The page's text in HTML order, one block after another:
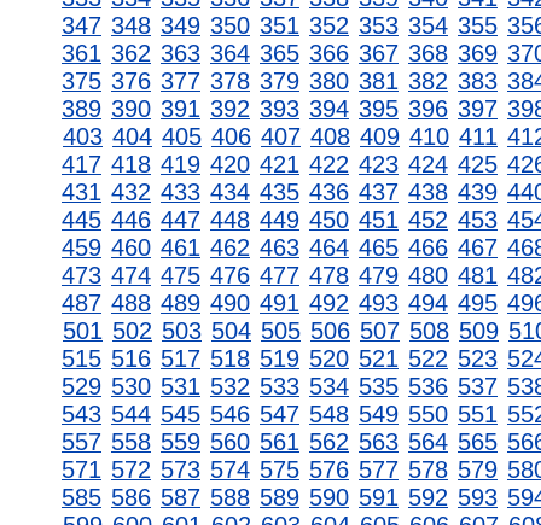
347 348 349 350 351 352 353 354 355
361 362 363 364 365 366 367 368 369
375 376 377 378 379 380 381 382 383
389 390 391 392 393 394 395 396 397
403 404 405 406 407 408 409 410 411
417 418 419 420 421 422 423 424 425
431 432 433 434 435 436 437 438 439
445 446 447 448 449 450 451 452 453
459 460 461 462 463 464 465 466 467
473 474 475 476 477 478 479 480 481
487 488 489 490 491 492 493 494 495
501 502 503 504 505 506 507 508 509
515 516 517 518 519 520 521 522 523
529 530 531 532 533 534 535 536 537
543 544 545 546 547 548 549 550 551
557 558 559 560 561 562 563 564 565
571 572 573 574 575 576 577 578 579
585 586 587 588 589 590 591 592 593